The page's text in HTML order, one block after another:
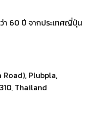
า 60 ปี จากประเทศญี่ปุ่น
Plubpla,
Thailand